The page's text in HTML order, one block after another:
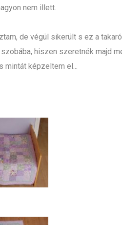
nem illett.
de végül sikerült s ez a
hiszen szeretnék majd
mintát képzeltem el...